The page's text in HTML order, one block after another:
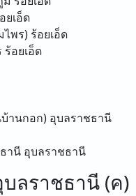
ยเอ็ด
ไพร) ร้อยเอ็ด
ร้อยเอ็ด
บ้านกอก) อุบลราชธานี
านี อุบลราชธานี
ลราชธานี (ค)